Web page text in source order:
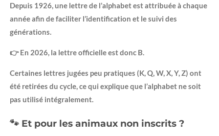
Depuis 1926, une lettre de l’alphabet est attribuée à chaque
année afin de faciliter l’identification et le suivi des
générations.
👉 En 2026, la lettre officielle est donc B.
Certaines lettres jugées peu pratiques (K, Q, W, X, Y, Z) ont
été retirées du cycle, ce qui explique que l’alphabet ne soit
pas utilisé intégralement.
🐾 Et pour les animaux non inscrits ?